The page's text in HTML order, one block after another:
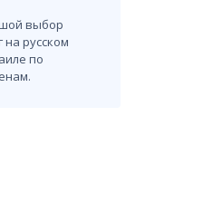
выбор
на русском
по